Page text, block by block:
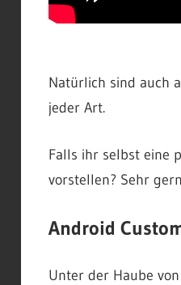
Natürlich sind auch
jeder Art.
Falls ihr selbst eine
vorstellen? Sehr
Android
Unter der Haube